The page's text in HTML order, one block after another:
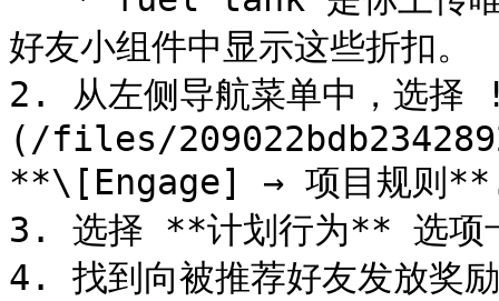
好友小组件中显示这些折扣。
2. 从左侧导航菜单中，选
(/files/
**\[Engage] → 项目规则
3. 选择 **计划行为** 选项
4. 找到向被推荐好友发放奖